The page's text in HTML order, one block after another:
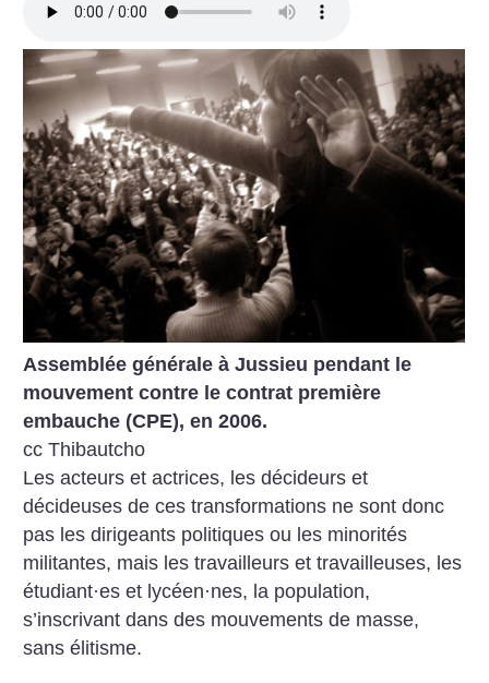
Assemblée générale à Jussieu pendant le
mouvement contre le contrat première
embauche (CPE), en 2006.
cc Thibautcho
Les acteurs et actrices, les décideurs et
décideuses de ces transformations ne sont donc
pas les dirigeants politiques ou les minorités
militantes, mais les travailleurs et travailleuses, les
étudiant·es et lycéen·nes, la population,
s’inscrivant dans des mouvements de masse,
sans élitisme.